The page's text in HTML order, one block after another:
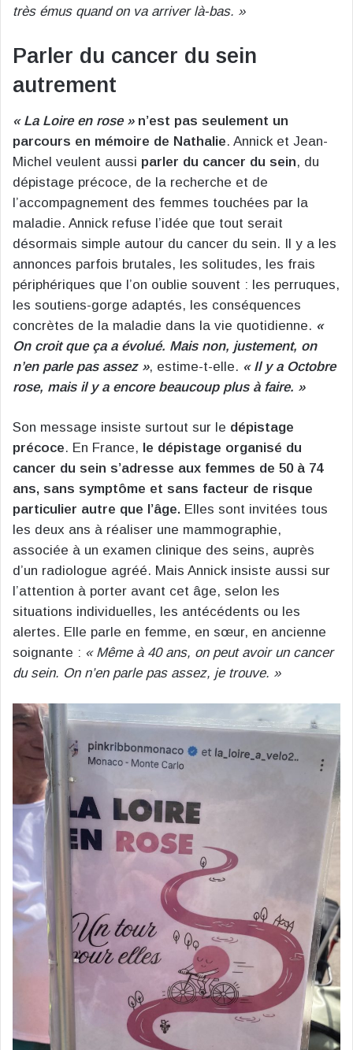
très émus quand on va arriver là-bas. »
Parler du cancer du sein
autrement
« La Loire en rose »n’est pas seulement un
parcours en mémoire de Nathalie. Annick et Jean-
Michel veulent aussi parler du cancer du sein, du
dépistage précoce, de la recherche et de
l’accompagnement des femmes touchées par la
maladie. Annick refuse l’idée que tout serait
désormais simple autour du cancer du sein. Il y a les
annonces parfois brutales, les solitudes, les frais
périphériques que l’on oublie souvent : les perruques,
les soutiens-gorge adaptés, les conséquences
concrètes de la maladie dans la vie quotidienne. «
On croit que ça a évolué. Mais non, justement, on
n’en parle pas assez », estime-t-elle. « Il y a Octobre
rose, mais il y a encore beaucoup plus à faire. »
Son message insiste surtout sur le dépistage
précoce. En France, le dépistage organisé du
cancer du sein s’adresse aux femmes de 50 à 74
ans, sans symptôme et sans facteur de risque
particulier autre que l’âge. Elles sont invitées tous
les deux ans à réaliser une mammographie,
associée à un examen clinique des seins, auprès
d’un radiologue agréé. Mais Annick insiste aussi sur
l’attention à porter avant cet âge, selon les
situations individuelles, les antécédents ou les
alertes. Elle parle en femme, en sœur, en ancienne
soignante : « Même à 40 ans, on peut avoir un cancer
du sein. On n’en parle pas assez, je trouve. »